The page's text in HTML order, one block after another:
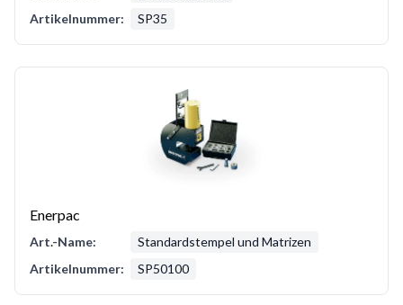
Artikelnummer:
SP35
Enerpac
Art.-Name:
Standardstempel und Matrizen
Artikelnummer:
SP50100